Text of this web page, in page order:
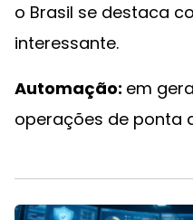
o Brasil se destaca
interessante.
Automação: em
operações de ponta